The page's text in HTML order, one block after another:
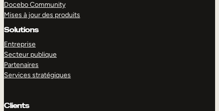
Docebo Community
Mises à jour des produits
Solutions
Entreprise
Secteur publique
Partenaires
Services stratégiques
Clients